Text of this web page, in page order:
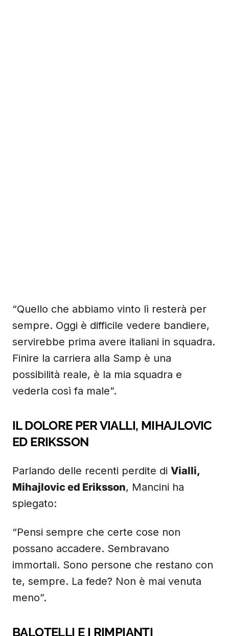
“Quello che abbiamo vinto lì resterà per
sempre. Oggi è difficile vedere bandiere,
servirebbe prima avere italiani in squadra.
Finire la carriera alla Samp è una
possibilità reale, è la mia squadra e
vederla così fa male”.
IL DOLORE PER VIALLI, MIHAJLOVIC
ED ERIKSSON
Parlando delle recenti perdite di Vialli,
Mihajlovic ed Eriksson, Mancini ha
spiegato:
“Pensi sempre che certe cose non
possano accadere. Sembravano
immortali. Sono persone che restano con
te, sempre. La fede? Non è mai venuta
meno”.
BALOTELLI E I RIMPIANTI